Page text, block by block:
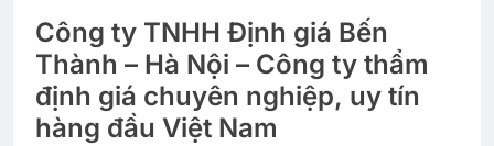
Công ty TNHH Định giá Bến
Thành – Hà Nội – Công ty thẩm
định giá chuyên nghiệp, uy tín
hàng đầu Việt Nam